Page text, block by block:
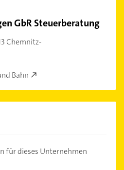
GbR Steuerberatung
Chemnitz-
Bahn
für dieses Unternehmen